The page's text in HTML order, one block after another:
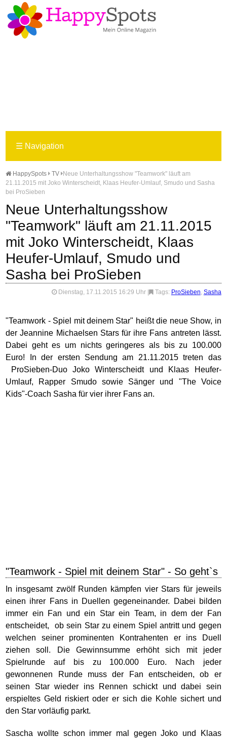
☰ Navigation
HappySpots TV
Neue Unterhaltungsshow "Teamwork" läuft am
21.11.2015 mit Joko Winterscheidt, Klaas Heufer-Umlauf, Smudo und Sasha
bei ProSieben
Neue Unterhaltungsshow
"Teamwork" läuft am 21.11.2015
mit Joko Winterscheidt, Klaas
Heufer-Umlauf, Smudo und
Sasha bei ProSieben
Dienstag, 17.11.2015 16:29 Uhr Tags: ProSieben, Sasha
"Teamwork - Spiel mit deinem Star" heißt die neue Show, in
der Jeannine Michaelsen Stars für ihre Fans antreten lässt.
Dabei geht es um nichts geringeres als bis zu 100.000
Euro! In der ersten Sendung am 21.11.2015 treten das
ProSieben-Duo Joko Winterscheidt und Klaas Heufer-
Umlauf, Rapper Smudo sowie Sänger und "The Voice
Kids"-Coach Sasha für vier ihrer Fans an.
"Teamwork - Spiel mit deinem Star" - So geht`s
In insgesamt zwölf Runden kämpfen vier Stars für jeweils
einen ihrer Fans in Duellen gegeneinander. Dabei bilden
immer ein Fan und ein Star ein Team, in dem der Fan
entscheidet, ob sein Star zu einem Spiel antritt und gegen
welchen seiner prominenten Kontrahenten er ins Duell
ziehen soll. Die Gewinnsumme erhöht sich mit jeder
Spielrunde auf bis zu 100.000 Euro. Nach jeder
gewonnenen Runde muss der Fan entscheiden, ob er
seinen Star wieder ins Rennen schickt und dabei sein
erspieltes Geld riskiert oder er sich die Kohle sichert und
den Star vorläufig parkt.
Sascha wollte schon immer mal gegen Joko und Klaas